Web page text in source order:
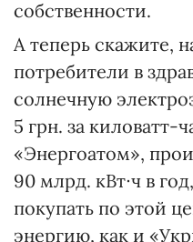
собственности.
А теперь скажите,
потребители в
солнечную
5 грн. за киловатт-
«Энергоатом»,
90 млрд. кВт∙ч в
покупать по этой
энергию, как и